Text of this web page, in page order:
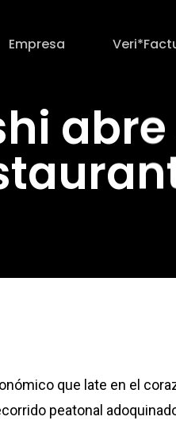
Empresa
abre
que late en el
peatonal